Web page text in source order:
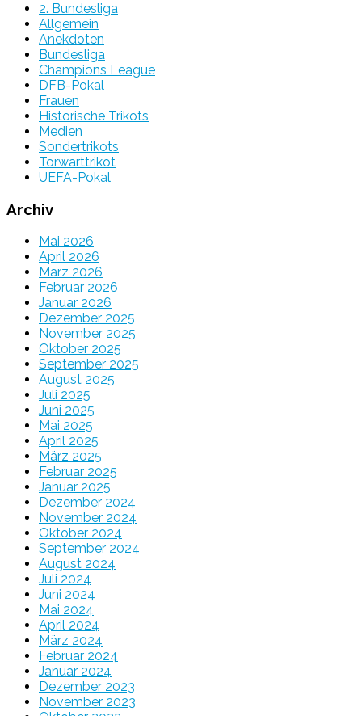
2. Bundesliga
Allgemein
Anekdoten
Bundesliga
Champions League
DFB-Pokal
Frauen
Historische Trikots
Medien
Sondertrikots
Torwarttrikot
UEFA-Pokal
Archiv
Mai 2026
April 2026
März 2026
Februar 2026
Januar 2026
Dezember 2025
November 2025
Oktober 2025
September 2025
August 2025
Juli 2025
Juni 2025
Mai 2025
April 2025
März 2025
Februar 2025
Januar 2025
Dezember 2024
November 2024
Oktober 2024
September 2024
August 2024
Juli 2024
Juni 2024
Mai 2024
April 2024
März 2024
Februar 2024
Januar 2024
Dezember 2023
November 2023